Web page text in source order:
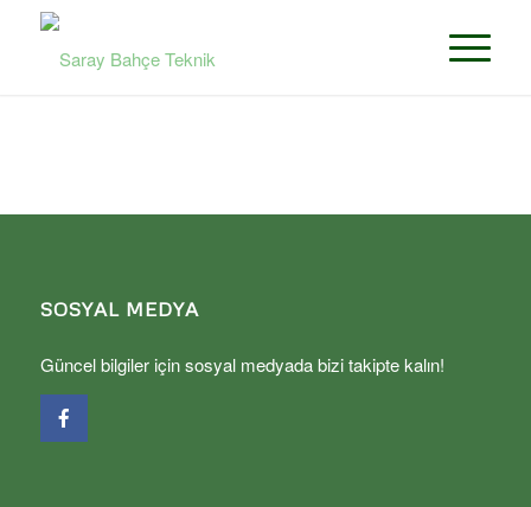
SOSYAL MEDYA
Güncel bilgiler için sosyal medyada bizi takipte kalın!